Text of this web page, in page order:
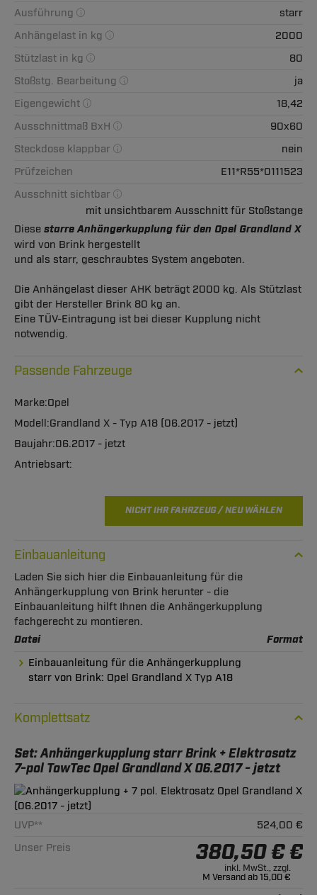
Ausführung
starr
Anhängelast in kg
2000
Stützlast in kg
80
Stoßstg. Bearbeitung
ja
Eigengewicht
18,42
Ausschnittmaß BxH
90x60
Steckdose klappbar
nein
Prüfzeichen
E11*R55*0111523
Ausschnitt sichtbar
mit unsichtbarem Ausschnitt für Stoßstange
Diese starre Anhängerkupplung für den Opel Grandland X
wird von Brink hergestellt
und als starr, geschraubtes System angeboten.
Die Anhängelast dieser AHK beträgt 2000 kg. Als Stützlast
gibt der Hersteller Brink 80 kg an.
Eine TÜV-Eintragung ist bei dieser Kupplung nicht
notwendig.
Passende Fahrzeuge
Opel
Grandland X - Typ A18 (06.2017 - jetzt)
06.2017 - jetzt
NICHT IHR FAHRZEUG / NEU WÄHLEN
Einbauanleitung
Laden Sie sich hier die Einbauanleitung für die
Anhängerkupplung von Brink herunter - die
Einbauanleitung hilft Ihnen die Anhängerkupplung
fachgerecht zu montieren.
Datei Format
Einbauanleitung für die Anhängerkupplung
starr von Brink: Opel Grandland X Typ A18
Komplettsatz
Set: Anhängerkupplung starr Brink + Elektrosatz
7-pol TowTec Opel Grandland X 06.2017 - jetzt
UVP**
524,00 €
Unser Preis
380,50 € €
inkl. MwSt., zzgl.
M Versand ab 15,00 €